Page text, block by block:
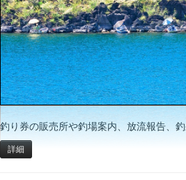
釣り券の販売所や釣場案内、放流報告、釣
詳細